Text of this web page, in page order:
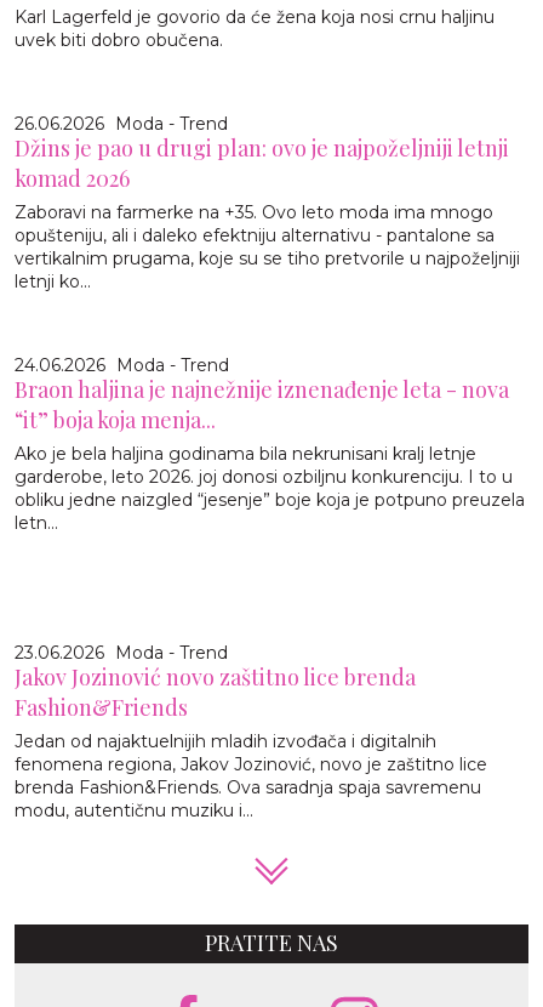
Karl Lagerfeld je govorio da će žena koja nosi crnu haljinu
uvek biti dobro obučena.
26.06.2026 Moda - Trend
Džins je pao u drugi plan: ovo je najpoželjniji letnji
komad 2026
Zaboravi na farmerke na +35. Ovo leto moda ima mnogo
opušteniju, ali i daleko efektniju alternativu - pantalone sa
vertikalnim prugama, koje su se tiho pretvorile u najpoželjniji
letnji ko...
24.06.2026 Moda - Trend
Braon haljina je najnežnije iznenađenje leta - nova
“it” boja koja menja...
Ako je bela haljina godinama bila nekrunisani kralj letnje
garderobe, leto 2026. joj donosi ozbiljnu konkurenciju. I to u
obliku jedne naizgled “jesenje” boje koja je potpuno preuzela
letn...
23.06.2026 Moda - Trend
Jakov Jozinović novo zaštitno lice brenda
Fashion&Friends
Jedan od najaktuelnijih mladih izvođača i digitalnih
fenomena regiona, Jakov Jozinović, novo je zaštitno lice
brenda Fashion&Friends. Ova saradnja spaja savremenu
modu, autentičnu muziku i...
PRATITE NAS